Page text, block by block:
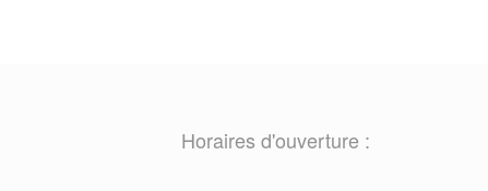
Horaires d'ouverture :